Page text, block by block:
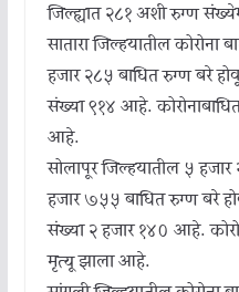
जिल्ह्यात २८१ अशी रुग्ण
सातारा जिल्हयातील
हजार २८५ बाधित रुग्ण बरे
संख्या ९१४ आहे.
आहे.
सोलापूर जिल्हयातील ५
हजार ७५५ बाधित रुग्ण बरे
संख्या २ हजार १४० आहे.
मृत्यू झाला आहे.